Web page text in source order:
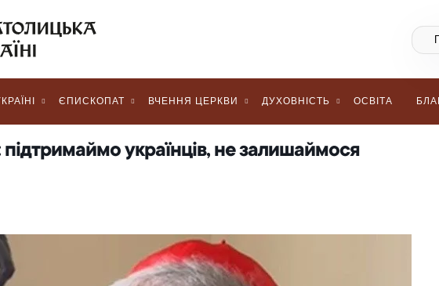
ЄПИСКОПАТ ВЧЕННЯ ЦЕРКВИ ДУХОВНІСТЬ ОСВІТА
українців, не залишаймося